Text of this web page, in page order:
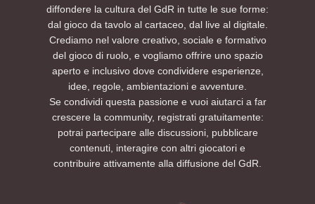
diffondere la cultura del GdR in tutte le sue forme:
dal gioco da tavolo al cartaceo, dal live al digitale.
Crediamo nel valore creativo, sociale e formativo
del gioco di ruolo, e vogliamo offrire uno spazio
aperto e inclusivo dove condividere esperienze,
idee, regole, ambientazioni e avventure.
Se condividi questa passione e vuoi aiutarci a far
crescere la community, registrati gratuitamente:
potrai partecipare alle discussioni, pubblicare
contenuti, interagire con altri giocatori e
contribuire attivamente alla diffusione del GdR.